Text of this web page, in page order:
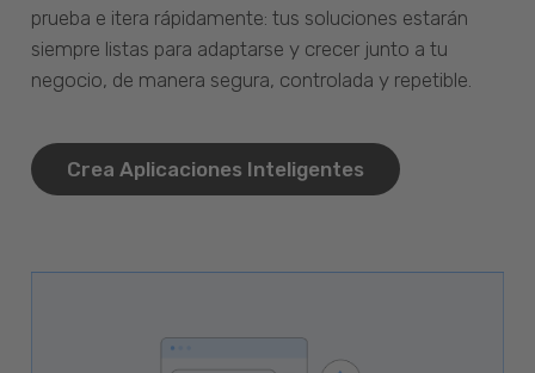
prueba e itera rápidamente: tus soluciones estarán
siempre listas para adaptarse y crecer junto a tu
negocio, de manera segura, controlada y repetible.
Crea Aplicaciones Inteligentes